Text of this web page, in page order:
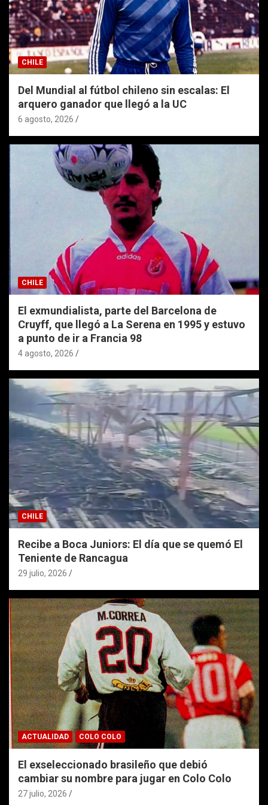
CHILE
Del Mundial al fútbol chileno sin escalas: El
arquero ganador que llegó a la UC
6 agosto, 2026
CHILE
El exmundialista, parte del Barcelona de
Cruyff, que llegó a La Serena en 1995 y estuvo
a punto de ir a Francia 98
4 agosto, 2026
CHILE
Recibe a Boca Juniors: El día que se quemó El
Teniente de Rancagua
29 julio, 2026
ACTUALIDAD COLO COLO
El exseleccionado brasileño que debió
cambiar su nombre para jugar en Colo Colo
27 julio, 2026